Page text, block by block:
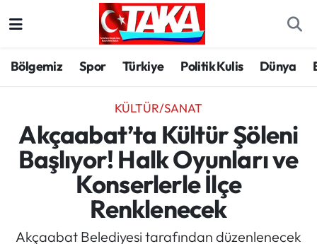
Bölgemiz Spor Türkiye Politik Kulis Dünya
KÜLTÜR/SANAT
Akçaabat’ta Kültür Şöleni
Başlıyor! Halk Oyunları ve
Konserlerle İlçe
Renklenecek
Akçaabat Belediyesi tarafından düzenlenecek
Spor
Türkiye
Kültür/Sanat
Politika
Politik Kulis
Trabzon Hava Durumu
Trabzon Trafik Yoğunluk Haritası
Süper Lig Puan Durumu ve Fikstür
Tüm Manşetler
Son Dakika Haberleri